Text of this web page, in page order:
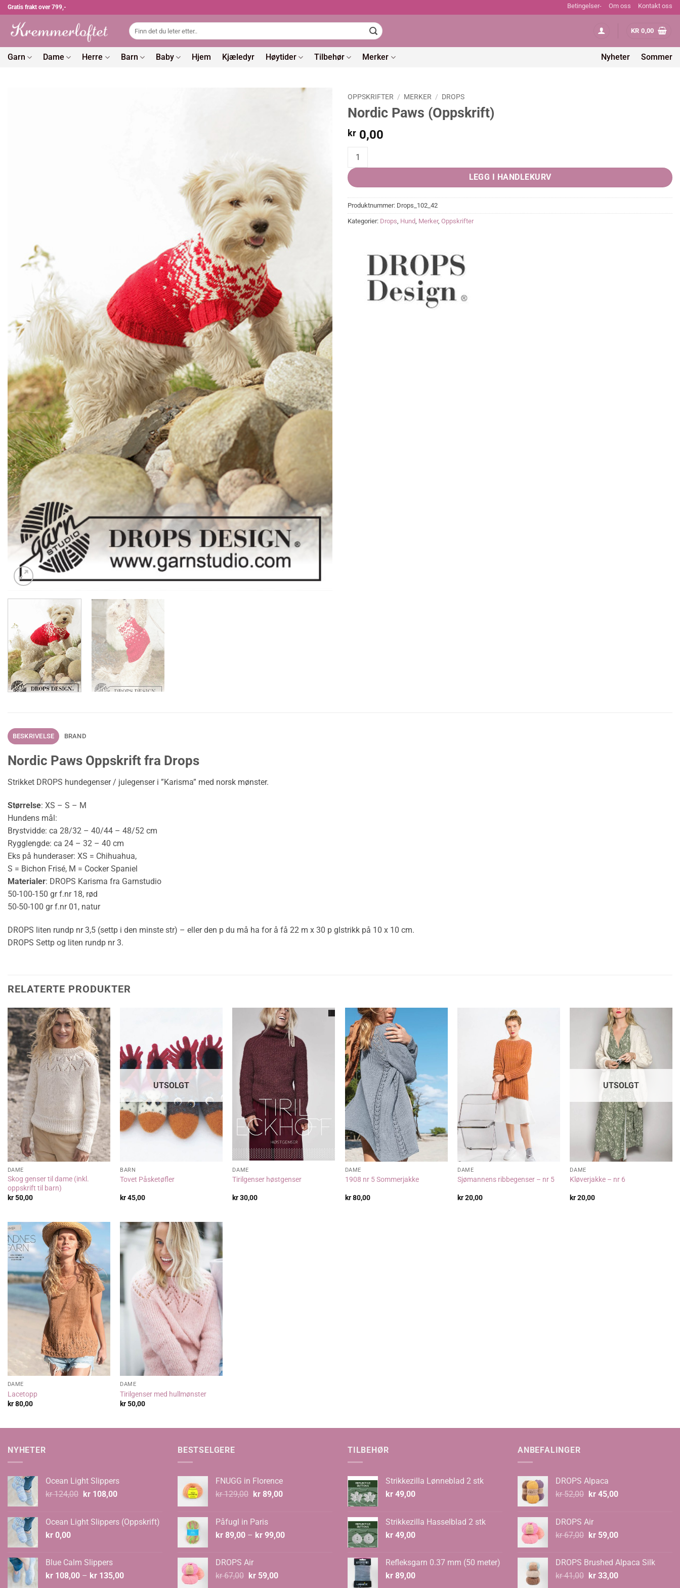
Skip
content
Gratis frakt over 799,- Betingelser- Om oss Kontakt oss
Søk
etter:
KR 0,00
Garn Dame Herre Barn Baby Hjem Kjæledyr Høytider Tilbehør Merker Nyheter Sommer
OPPSKRIFTER / MERKER / DROPS
Nordic Paws (Oppskrift)
kr 0,00
Nordic Paws (Oppskrift) quantity
LEGG I HANDLEKURV
Produktnummer: Drops_102_42
Kategorier: Drops, Hund, Merker, Oppskrifter
BESKRIVELSE BRAND
Nordic Paws Oppskrift fra Drops
Strikket DROPS hundegenser / julegenser i ”Karisma” med norsk mønster.
Størrelse: XS – S – M
Hundens mål:
Brystvidde: ca 28/32 – 40/44 – 48/52 cm
Rygglengde: ca 24 – 32 – 40 cm
Eks på hunderaser: XS = Chihuahua,
S = Bichon Frisé, M = Cocker Spaniel
Materialer: DROPS Karisma fra Garnstudio
50-100-150 gr f.nr 18, rød
50-50-100 gr f.nr 01, natur
DROPS liten rundp nr 3,5 (settp i den minste str) – eller den p du må ha for å få 22 m x 30 p glstrikk på 10 x 10 cm.
DROPS Settp og liten rundp nr 3.
RELATERTE PRODUKTER
DAME
Skog genser til dame (inkl.
oppskrift til barn)
kr50,00
UTSOLGT
BARN
Tovet Påsketøfler
kr45,00
DAME
Tirilgenser høstgenser
kr30,00
DAME
1908 nr 5 Sommerjakke
kr80,00
DAME
Sjømannens ribbegenser – nr 5
kr20,00
UTSOLGT
DAME
Kløverjakke – nr 6
kr20,00
DAME
Lacetopp
kr80,00
DAME
Tirilgenser med hullmønster
kr50,00
NYHETER
Ocean Light Slippers
kr124,00 Opprinnelig
kr 124,00.
kr108,00Nåværende
kr 108,00.
Ocean Light Slippers (Oppskrift)
kr 0,00
Blue Calm Slippers
kr 108,00 – kr 135,00Prisområde:
BESTSELGERE
FNUGG in Florence
kr129,00 Opprinnelig
kr 129,00.
kr89,00Nåværende
Påfugl in Paris
kr 89,00 – kr 99,00Prisområde:
DROPS Air
kr67,00 Opprinnelig
kr59,00Nåværende
TILBEHØR
Strikkezilla Lønneblad 2 stk
kr 49,00
Strikkezilla Hasselblad 2 stk
kr 49,00
Refleksgarn 0.37 mm (50 meter)
kr 89,00
ANBEFALINGER
DROPS Alpaca
kr52,00 Opprinnelig
kr 52,00.
kr45,00Nåværende
DROPS Air
kr67,00 Opprinnelig
kr 67,00.
kr59,00Nåværende
kr 59,00.
DROPS Brushed Alpaca Silk
kr41,00 Opprinnelig
kr33,00Nåværende